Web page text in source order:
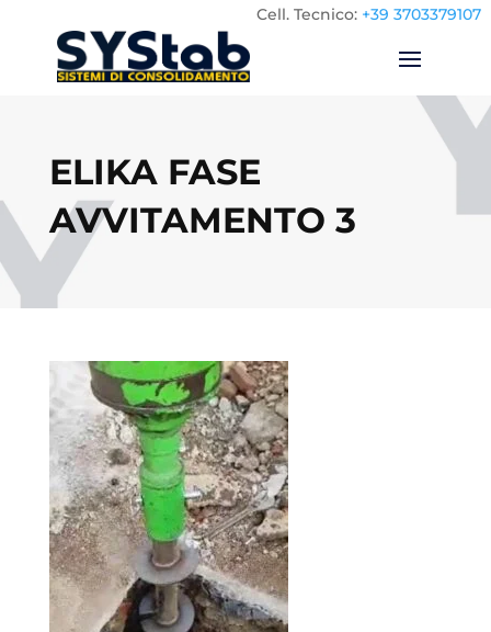
Cell. Tecnico: +39 3703379107
ELIKA FASE
AVVITAMENTO 3